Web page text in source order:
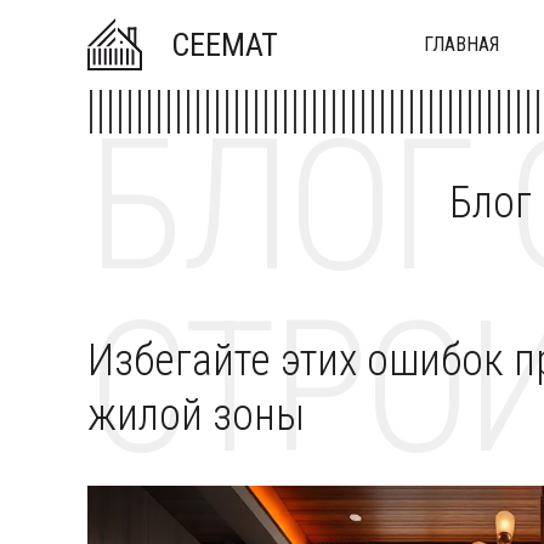
CEEMAT ГЛАВНАЯ
БЛОГ
Избегайте этих ошибок
жилой зоны